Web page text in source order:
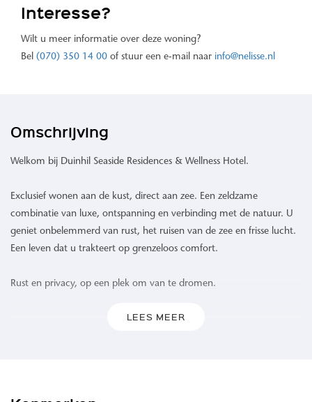
Interesse?
Wilt u meer informatie over deze woning?
Bel (070) 350 14 00 of stuur een e-mail naar info@nelisse.nl
Omschrijving
Welkom bij Duinhil Seaside Residences & Wellness Hotel.
Exclusief wonen aan de kust, direct aan zee. Een zeldzame
combinatie van luxe, ontspanning en verbinding met de natuur. U
geniet onbelemmerd van rust, het ruisen van de zee en frisse lucht.
Een leven dat u trakteert op grenzeloos comfort.
Rust en privacy, op een plek om van te dromen.
LEES MEER